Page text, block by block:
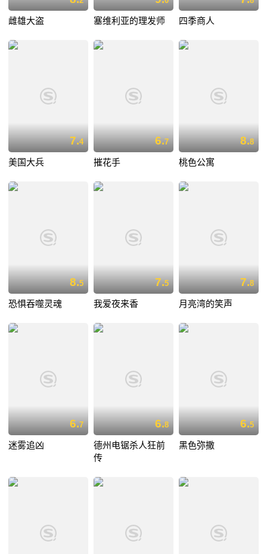
雌雄大盗 塞维利亚的理发师 四季商人
7.4
美国大兵
6.7
摧花手
8.8
桃色公寓
8.5
恐惧吞噬灵魂
7.5
我爱夜来香
7.8
月亮湾的笑声
6.7
迷雾追凶
6.8
德州电锯杀人狂前
传
6.5
黑色弥撒